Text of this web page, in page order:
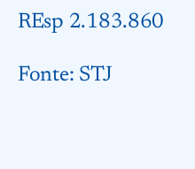
REsp 2.183.860
Fonte: STJ